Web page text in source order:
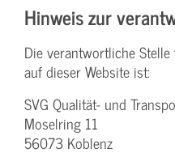
Hinweis zur
Die verantwortliche
auf dieser Website ist:
SVG Qualität- und
Moselring 11
56073 Koblenz